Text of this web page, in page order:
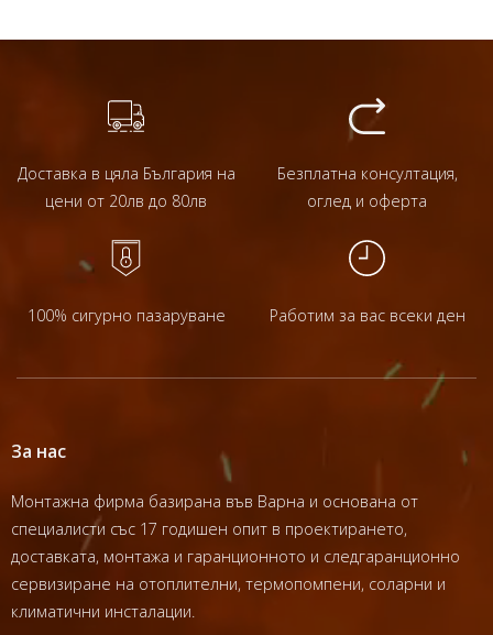
Доставка в цяла България на
цени от 20лв до 80лв
Безплатна консултация,
оглед и оферта
100% сигурно пазаруване Работим за вас всеки ден
За нас
Монтажна фирма базирана във Варна и основана от
специалисти със 17 годишен опит в проектирането,
доставката, монтажа и гаранционното и следгаранционно
сервизиране на отоплителни, термопомпени, соларни и
климатични инсталации.